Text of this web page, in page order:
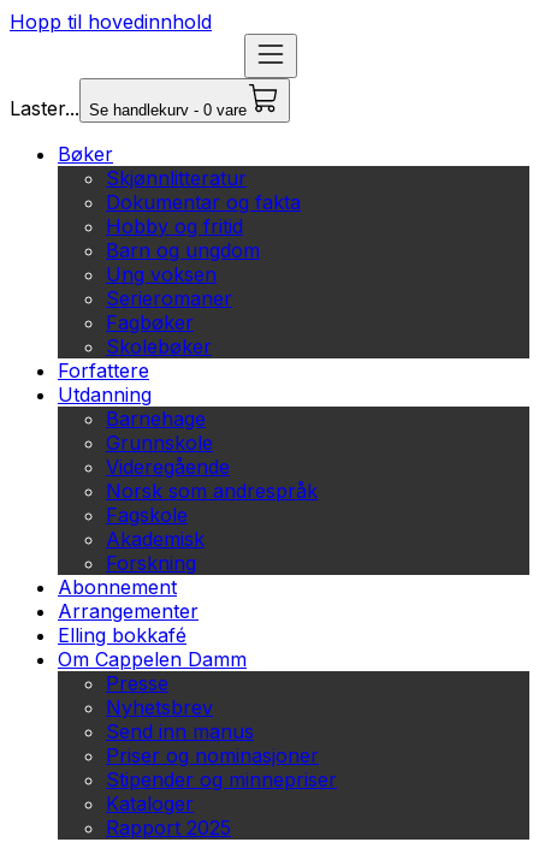
Hopp til hovedinnhold
Laster... Se handlekurv - 0 vare
Bøker
Skjønnlitteratur
Dokumentar og fakta
Hobby og fritid
Barn og ungdom
Ung voksen
Serieromaner
Fagbøker
Skolebøker
Forfattere
Utdanning
Barnehage
Grunnskole
Videregående
Norsk som andrespråk
Fagskole
Akademisk
Forskning
Abonnement
Arrangementer
Elling bokkafé
Om Cappelen Damm
Presse
Nyhetsbrev
Send inn manus
Priser og nominasjoner
Stipender og minnepriser
Kataloger
Rapport 2025